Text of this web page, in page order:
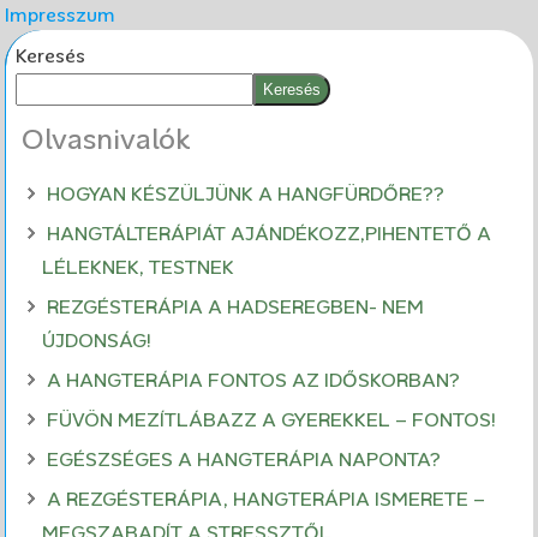
Impresszum
Keresés
Keresés
Olvasnivalók
HOGYAN KÉSZÜLJÜNK A HANGFÜRDŐRE??
HANGTÁLTERÁPIÁT AJÁNDÉKOZZ,PIHENTETŐ A
LÉLEKNEK, TESTNEK
REZGÉSTERÁPIA A HADSEREGBEN- NEM
ÚJDONSÁG!
A HANGTERÁPIA FONTOS AZ IDŐSKORBAN?
FÜVÖN MEZÍTLÁBAZZ A GYEREKKEL – FONTOS!
EGÉSZSÉGES A HANGTERÁPIA NAPONTA?
A REZGÉSTERÁPIA, HANGTERÁPIA ISMERETE –